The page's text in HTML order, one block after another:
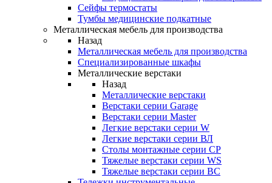
Сейфы термостаты
Тумбы медицинские подкатные
Металлическая мебель для производства
Назад
Металлическая мебель для производства
Cпециализированные шкафы
Металлические верстаки
Назад
Металлические верстаки
Верстаки серии Garage
Верстаки серии Master
Легкие верстаки серии W
Легкие верстаки серии ВЛ
Столы монтажные серии СР
Тяжелые верстаки серии WS
Тяжелые верстаки серии ВС